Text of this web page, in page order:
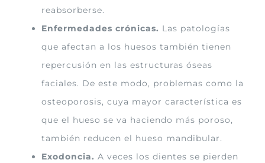
reabsorberse.
Enfermedades crónicas. Las patologías
que afectan a los huesos también tienen
repercusión en las estructuras óseas
faciales. De este modo, problemas como la
osteoporosis, cuya mayor característica es
que el hueso se va haciendo más poroso,
también reducen el hueso mandibular.
Exodoncia. A veces los dientes se pierden